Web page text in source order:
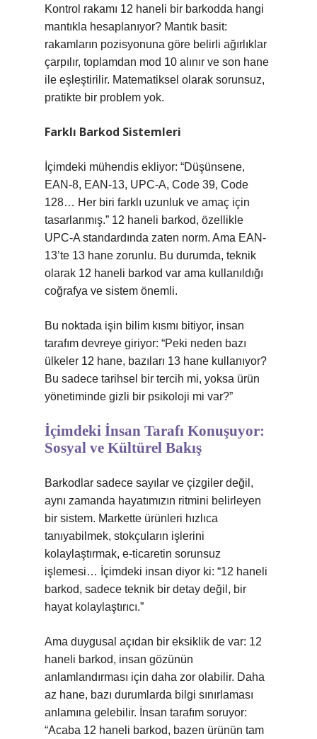
Kontrol rakamı 12 haneli bir barkodda hangi
mantıkla hesaplanıyor? Mantık basit:
rakamların pozisyonuna göre belirli ağırlıklar
çarpılır, toplamdan mod 10 alınır ve son hane
ile eşleştirilir. Matematiksel olarak sorunsuz,
pratikte bir problem yok.
Farklı Barkod Sistemleri
İçimdeki mühendis ekliyor: “Düşünsene,
EAN-8, EAN-13, UPC-A, Code 39, Code
128… Her biri farklı uzunluk ve amaç için
tasarlanmış.” 12 haneli barkod, özellikle
UPC-A standardında zaten norm. Ama EAN-
13’te 13 hane zorunlu. Bu durumda, teknik
olarak 12 haneli barkod var ama kullanıldığı
coğrafya ve sistem önemli.
Bu noktada işin bilim kısmı bitiyor, insan
tarafım devreye giriyor: “Peki neden bazı
ülkeler 12 hane, bazıları 13 hane kullanıyor?
Bu sadece tarihsel bir tercih mi, yoksa ürün
yönetiminde gizli bir psikoloji mi var?”
İçimdeki İnsan Tarafı Konuşuyor:
Sosyal ve Kültürel Bakış
Barkodlar sadece sayılar ve çizgiler değil,
aynı zamanda hayatımızın ritmini belirleyen
bir sistem. Markette ürünleri hızlıca
tanıyabilmek, stokçuların işlerini
kolaylaştırmak, e-ticaretin sorunsuz
işlemesi… İçimdeki insan diyor ki: “12 haneli
barkod, sadece teknik bir detay değil, bir
hayat kolaylaştırıcı.”
Ama duygusal açıdan bir eksiklik de var: 12
haneli barkod, insan gözünün
anlamlandırması için daha zor olabilir. Daha
az hane, bazı durumlarda bilgi sınırlaması
anlamına gelebilir. İnsan tarafım soruyor:
“Acaba 12 haneli barkod, bazen ürünün tam